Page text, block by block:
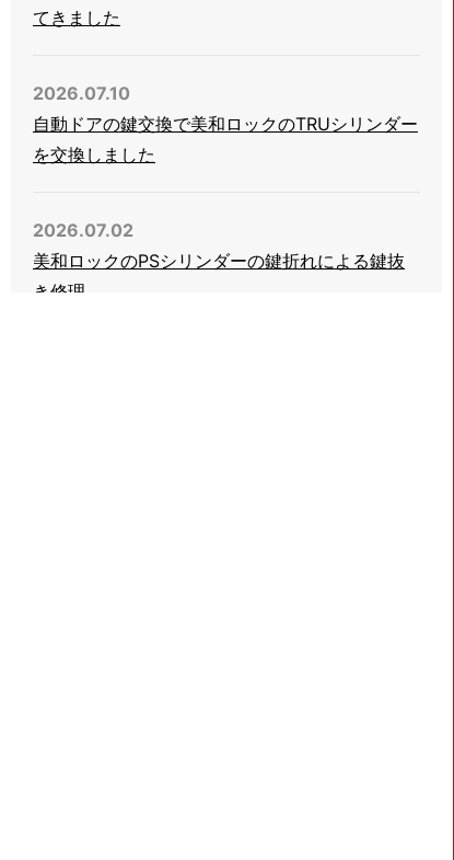
てきました
2026.07.10
自動ドアの鍵交換で美和ロックのTRUシリンダー
を交換しました
2026.07.02
美和ロックのPSシリンダーの鍵折れによる鍵抜
き修理